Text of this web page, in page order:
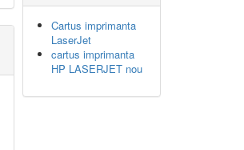
Cartus imprimanta
LaserJet
cartus imprimanta
HP LASERJET nou